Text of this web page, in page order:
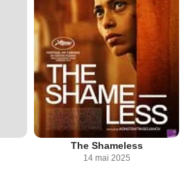
The Shameless
14 mai 2025